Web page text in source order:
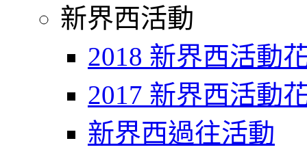
新界西活動
2018 新界西活動
2017 新界西活動
新界西過往活動